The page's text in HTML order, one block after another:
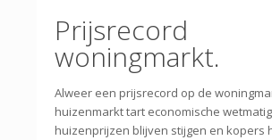
Prijsrecord
woningmarkt.
Alweer een prijsrecord op de
huizenmarkt tart economische
huizenprijzen blijven stijgen en kopers